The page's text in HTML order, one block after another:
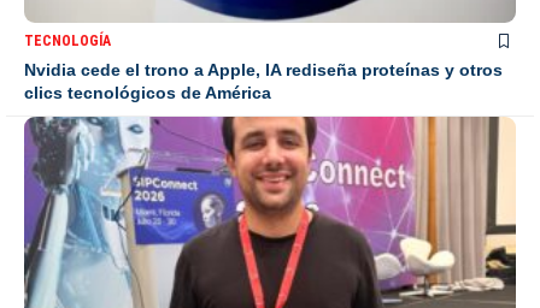
TECNOLOGÍA
Nvidia cede el trono a Apple, IA rediseña proteínas y otros
clics tecnológicos de América